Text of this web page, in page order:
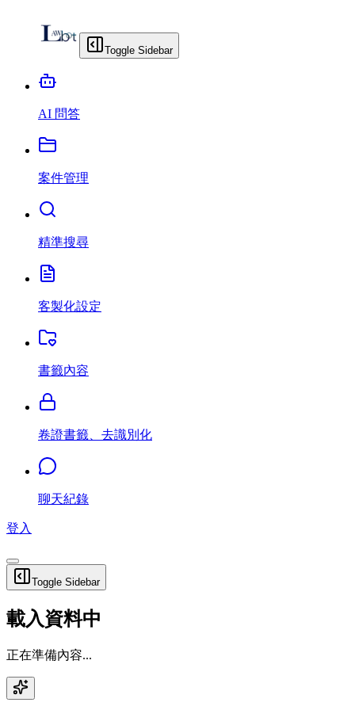
Toggle Sidebar
AI 問答
案件管理
精準搜尋
客製化設定
書籤內容
卷證書籤、去識別化
聊天紀錄
登入
Toggle Sidebar
載入資料中
正在準備內容...